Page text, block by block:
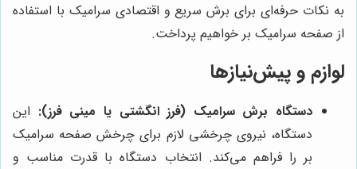
به نکات حرفه‌ای برای برش سریع و اقتصادی سرامیک با استفاده
از صفحه سرامیک بر خواهیم پرداخت.
لوازم و پیش‌نیازها
دستگاه برش سرامیک (فرز انگشتی یا مینی فرز): این
دستگاه، نیروی چرخشی لازم برای چرخش صفحه سرامیک
بر را فراهم می‌کند. انتخاب دستگاه با قدرت مناسب و